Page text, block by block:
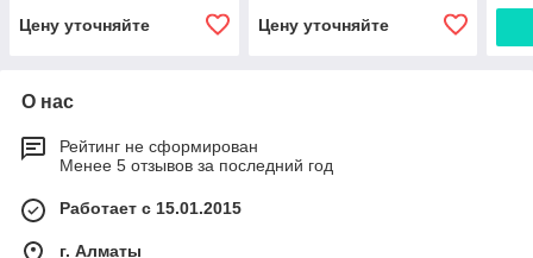
Цену уточняйте Цену уточняйте
О нас
Рейтинг не сформирован
Менее 5 отзывов за последний год
Работает с 15.01.2015
г. Алматы